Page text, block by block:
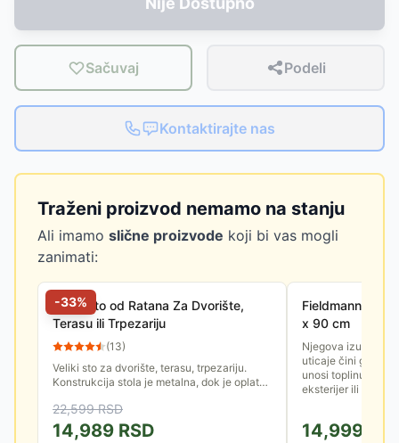
Sačuvaj Podeli
Kontaktirajte nas
Traženi proizvod nemamo na stanju
Ali imamo slične proizvode koji bi vas mogli
zanimati:
-33%
Veliki Sto od Ratana Za Dvorište,
Terasu ili Trpezariju
(13)
Veliki sto za dvorište, terasu, trpezariju.
Konstrukcija stola je metalna, dok je oplata
stakla debljine...
22,599RSD
14,989 RSD
Fieldmann
x 90 cm
Njegova izuzetna
uticaje čini ga
unosi toplinu
eksterijer ili
14,999